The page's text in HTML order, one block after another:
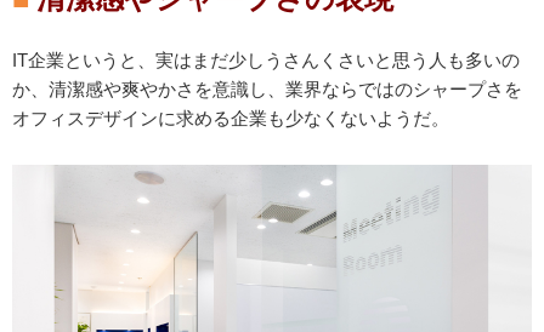
IT企業というと、実はまだ少しうさんくさいと思う人も多いの
か、清潔感や爽やかさを意識し、業界ならではのシャープさを
オフィスデザインに求める企業も少なくないようだ。